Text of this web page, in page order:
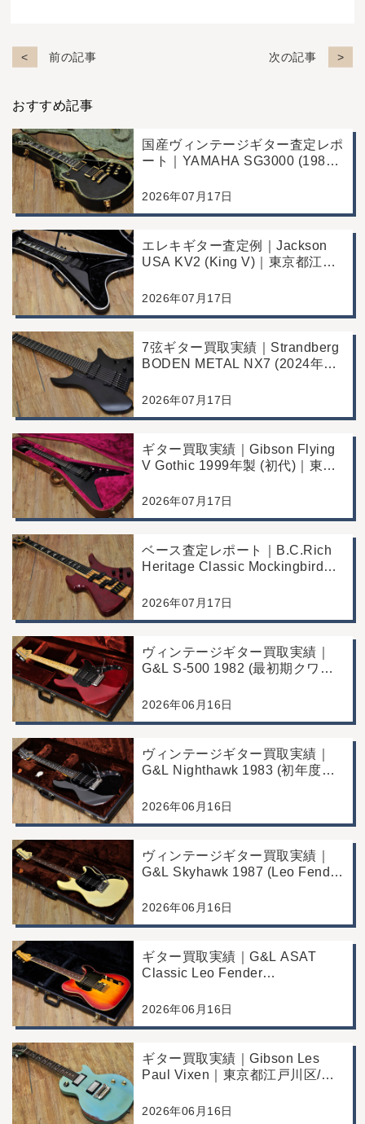
前の記事 次の記事
おすすめ記事
国産ヴィンテージギター査定レポ
ート｜YAMAHA SG3000 (1988
り店舗にて買取
2026年07月17日
エレキギター査定例｜Jackson
USA KV2 (King V)｜東京都江戸
2026年07月17日
7弦ギター買取実績｜Strandberg
BODEN METAL NX7 (2024年製)
店
2026年07月17日
ギター買取実績｜Gibson Flying
V Gothic 1999年製 (初代)｜東京
2026年07月17日
ベース査定レポート｜B.C.Rich
Heritage Classic Mockingbird
にて買取
2026年07月17日
ヴィンテージギター買取実績｜
G&L S-500 1982 (最初期クワガ
買取/コンディション良好の査定
2026年06月16日
ヴィンテージギター買取実績｜
G&L Nighthawk 1983 (初年度マ
区/店頭買取/コンディション良好
2026年06月16日
ヴィンテージギター買取実績｜
G&L Skyhawk 1987 (Leo Fender
川区/店頭買取/コンディション良
2026年06月16日
ギター買取実績｜G&L ASAT
Classic Leo Fender
江戸川区/店頭買取/コンディショ
2026年06月16日
ギター買取実績｜Gibson Les
Paul Vixen｜東京都江戸川区/店
例
2026年06月16日